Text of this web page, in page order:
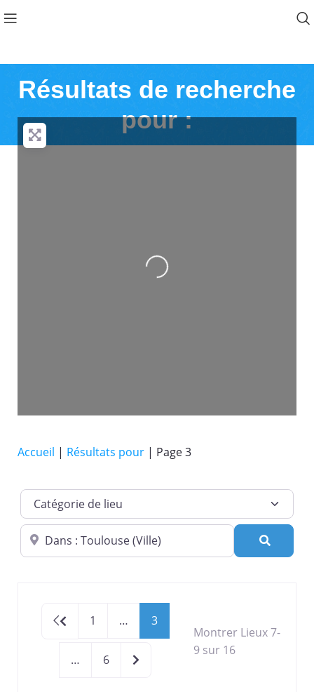
Résultats de recherche
pour :
Loading...
Accueil | Résultats pour | Page 3
Catégorie de lieu
Dans quelle ville ?
Newer posts
1 … 3
… 6 Older posts
Montrer Lieux 7-
9 sur 16